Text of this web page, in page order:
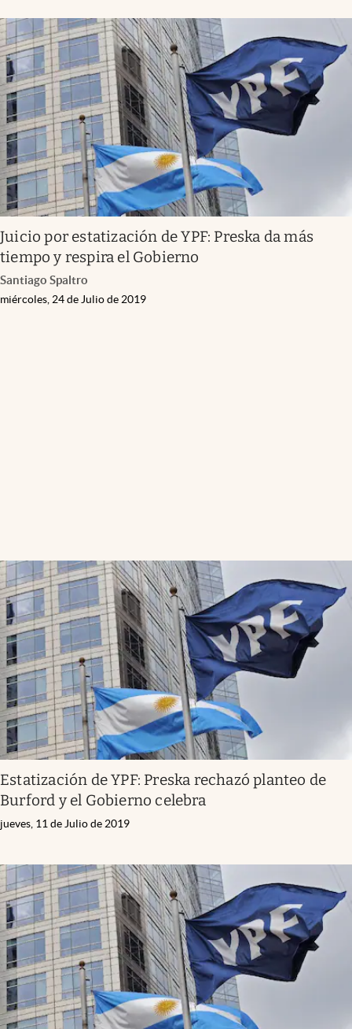
Juicio por estatización de YPF: Preska da más
tiempo y respira el Gobierno
Santiago Spaltro
miércoles, 24 de Julio de 2019
Estatización de YPF: Preska rechazó planteo de
Burford y el Gobierno celebra
jueves, 11 de Julio de 2019